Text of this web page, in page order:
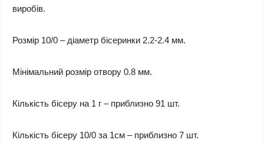
виробів.
Розмір 10/0 – діаметр бісеринки 2.2-2.4 мм.
Мінімальний розмір отвору 0.8 мм.
Кількість бісеру на 1 г – приблизно 91 шт.
Кількість бісеру 10/0 за 1см – приблизно 7 шт.